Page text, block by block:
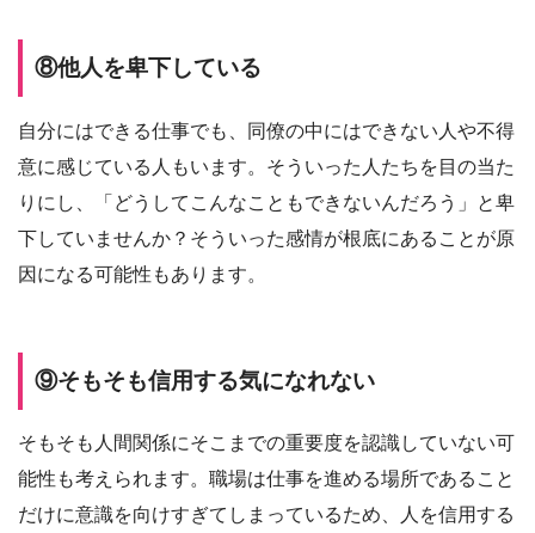
⑧他人を卑下している
自分にはできる仕事でも、同僚の中にはできない人や不得
意に感じている人もいます。そういった人たちを目の当た
りにし、「どうしてこんなこともできないんだろう」と卑
下していませんか？そういった感情が根底にあることが原
因になる可能性もあります。
⑨そもそも信用する気になれない
そもそも人間関係にそこまでの重要度を認識していない可
能性も考えられます。職場は仕事を進める場所であること
だけに意識を向けすぎてしまっているため、人を信用する